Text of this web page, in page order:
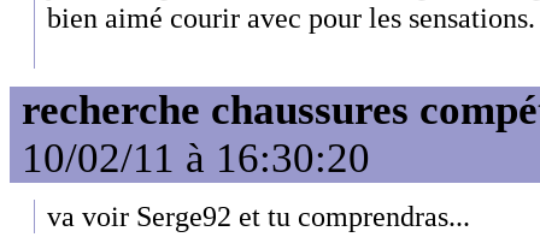
bien aimé courir avec pour les
recherche chaussures
10/02/11 à 16:30:20
va voir Serge92 et tu comprendras...